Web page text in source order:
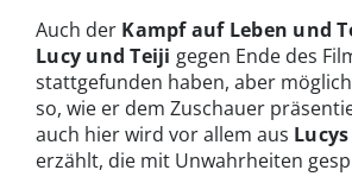
Auch der Kampf auf Leben und
Lucy und Teiji gegen Ende des
stattgefunden haben, aber
so, wie er dem Zuschauer
auch hier wird vor allem aus
erzählt, die mit Unwahrheiten